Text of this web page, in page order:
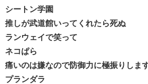
【競馬】G1・2勝 アスコリピチェーノが引退
Powered by livedoor 相互RSS
シートン学園
推しが武道館いってくれたら死ぬ
ランウェイで笑って
ネコぱら
痛いのは嫌なので防御力に極振りしま
プランダラ